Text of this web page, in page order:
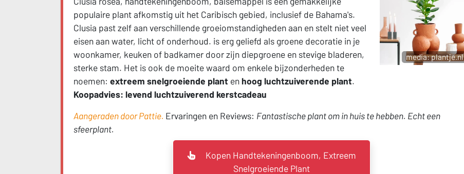
populaire plant afkomstig uit het Caribisch gebied, inclusief de Bahama's.
Clusia past zelf aan verschillende groeiomstandigheden aan en stelt niet veel
eisen aan water, licht of onderhoud. is erg geliefd als groene decoratie in je
woonkamer, keuken of badkamer door zijn diepgroene en stevige bladeren,
sterke stam. Het is ook de moeite waard om enkele bijzonderheden te
noemen: extreem snelgroeiende plant en hoog luchtzuiverende plant.
Koopadvies: levend luchtzuiverend kerstcadeau
media: plantje.nl
Aangeraden door Pattie. Ervaringen en Reviews: Fantastische plant om in huis te hebben. Echt een
sfeerplant.
Kopen Handtekeningenboom, Extreem
Snelgroeiende Plant